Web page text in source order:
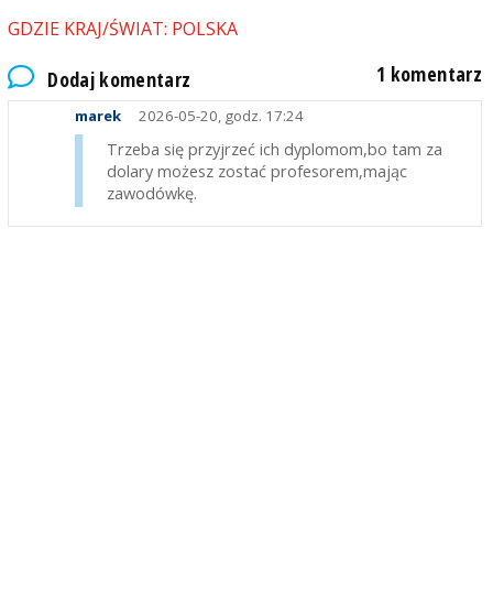
GDZIE KRAJ/ŚWIAT: POLSKA
Dodaj komentarz 1 komentarz
marek 2026-05-20, godz. 17:24
Trzeba się przyjrzeć ich dyplomom,bo tam za
dolary możesz zostać profesorem,mając
zawodówkę.